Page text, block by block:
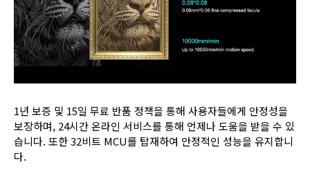
1년 보증 및 15일 무료 반품 정책을 통해 사용자들에게 안정성을
보장하며, 24시간 온라인 서비스를 통해 언제나 도움을 받을 수 있
습니다. 또한 32비트 MCU를 탑재하여 안정적인 성능을 유지합니
다.